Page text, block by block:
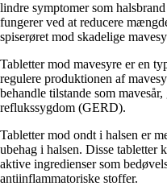
lindre symptomer som
fungerer ved at reducere
spiserøret mod skadelige
Tabletter mod mavesyre er en
regulere produktionen af
behandle tilstande som
reflukssygdom (GERD).
Tabletter mod ondt i halsen er
ubehag i halsen. Disse tabletter
aktive ingredienser som
antiinflammatoriske stoffer.